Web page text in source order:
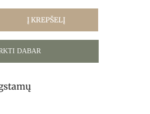
Į KREPŠELĮ
DABAR